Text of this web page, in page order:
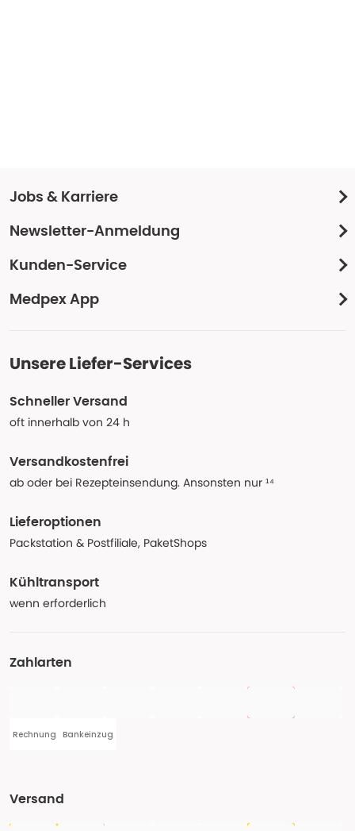
Jobs & Karriere
Newsletter-Anmeldung
Kunden-Service
Medpex App
Unsere Liefer-Services
Schneller Versand
oft innerhalb von 24 h
Versandkostenfrei
ab oder bei Rezepteinsendung. Ansonsten nur ¹⁴
Lieferoptionen
Packstation & Postfiliale, PaketShops
Kühltransport
wenn erforderlich
Zahlarten
Rechnung Bankeinzug
Versand